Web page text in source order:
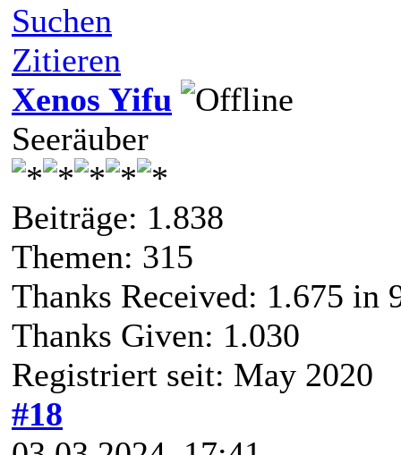
Suchen
Zitieren
Xenos Yifu
Seeräuber
Beiträge: 1.838
Themen: 315
Thanks Received: 1.675 in
Thanks Given: 1.030
Registriert seit: May 2020
#18